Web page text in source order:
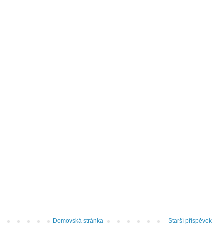
Starší příspěvek
Domovská stránka